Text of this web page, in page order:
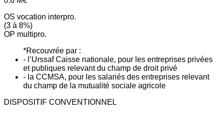
OS vocation interpro.
(3 à 8%)
OP multipro.
*Recouvrée par :
- l’Urssaf Caisse nationale, pour les entreprises privées
et publiques relevant du champ de droit privé
- la CCMSA, pour les salariés des entreprises relevant
du champ de la mutualité sociale agricole
DISPOSITIF CONVENTIONNEL